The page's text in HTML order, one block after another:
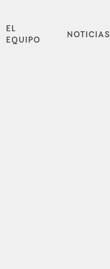
EL
EQUIPO
NOTICIAS